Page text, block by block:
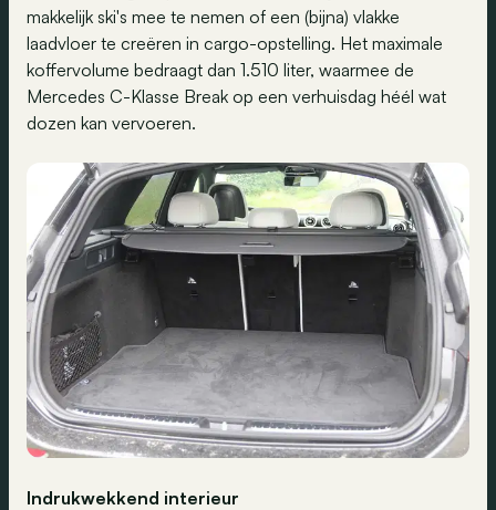
makkelijk ski's mee te nemen of een (bijna) vlakke
laadvloer te creëren in cargo-opstelling. Het maximale
koffervolume bedraagt dan 1.510 liter, waarmee de
Mercedes C-Klasse Break op een verhuisdag héél wat
dozen kan vervoeren.
Indrukwekkend interieur